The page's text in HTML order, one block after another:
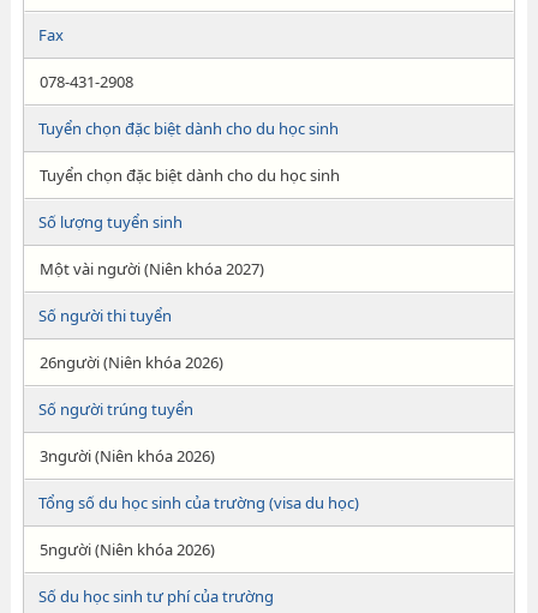
Fax
078-431-2908
Tuyển chọn đặc biệt dành cho du học sinh
Tuyển chọn đặc biệt dành cho du học sinh
Số lượng tuyển sinh
Một vài người (Niên khóa 2027)
Số người thi tuyển
26người (Niên khóa 2026)
Số người trúng tuyển
3người (Niên khóa 2026)
Tổng số du học sinh của trường (visa du học)
5người (Niên khóa 2026)
Số du học sinh tư phí của trường